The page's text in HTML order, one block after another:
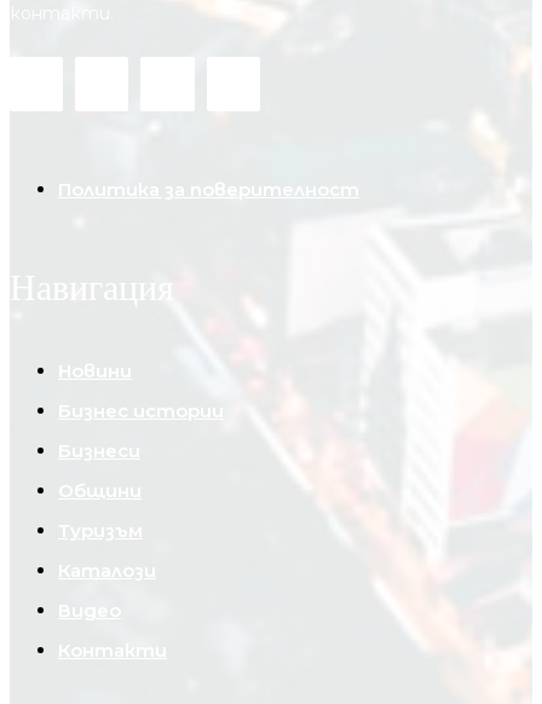
Политика за поверителност
Навигация
Новини
Бизнес истории
Бизнеси
Общини
Каталози
Видео
Контакти